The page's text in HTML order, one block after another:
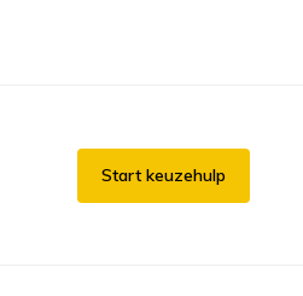
Start keuzehulp